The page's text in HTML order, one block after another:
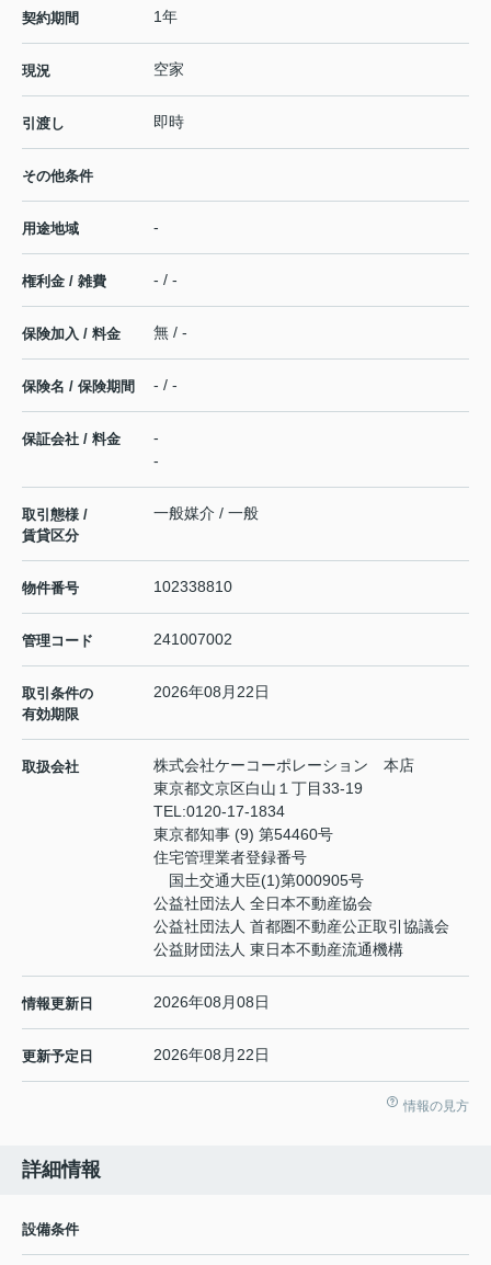
契約期間 1年
現況 空家
引渡し 即時
その他条件
用途地域 -
権利金 / 雑費 - / -
保険加入 / 料金 無 / -
保険名 / 保険期間 - / -
保証会社 / 料金
-
-
取引態様 /
賃貸区分
一般媒介 / 一般
物件番号 102338810
管理コード 241007002
取引条件の
有効期限
2026年08月22日
取扱会社
株式会社ケーコーポレーション 本店
東京都文京区白山１丁目33-19
TEL:0120-17-1834
東京都知事 (9) 第54460号
住宅管理業者登録番号
国土交通大臣(1)第000905号
公益社団法人 全日本不動産協会
公益社団法人 首都圏不動産公正取引協議会
公益財団法人 東日本不動産流通機構
情報更新日 2026年08月08日
更新予定日 2026年08月22日
情報の見方
詳細情報
設備条件